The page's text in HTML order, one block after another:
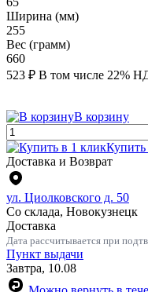
Ширина (мм)
255
Вес (грамм)
660
523 ₽ В том числе 22%
В корзину
Купить
Доставка и Возврат
ул. Циолковского д. 50
Со склада, Новокузнецк
Доставка
Дата рассчитывается при
Пункт выдачи
Завтра, 10.08